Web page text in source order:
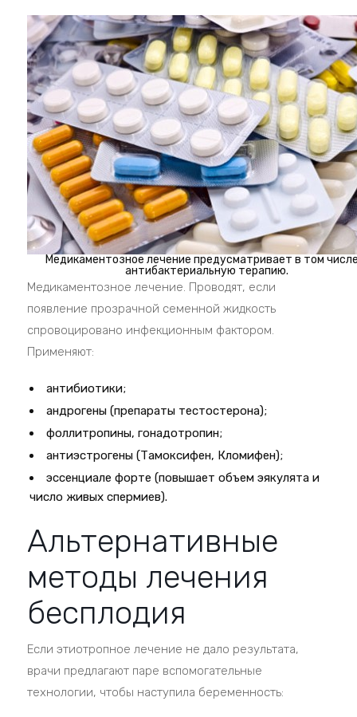
Медикаментозное лечение предусматривает в том
антибактериальную терапию.
Медикаментозное лечение. Проводят, если
появление прозрачной семенной жидкость
спровоцировано инфекционным фактором.
Применяют:
антибиотики;
андрогены (препараты тестостерона);
фоллитропины, гонадотропин;
антиэстрогены (Тамоксифен, Кломифен);
эссенциале форте (повышает объем эякулята и
число живых спермиев).
Альтернативные
методы лечения
бесплодия
Если этиотропное лечение не дало результата,
врачи предлагают паре вспомогательные
технологии, чтобы наступила беременность: